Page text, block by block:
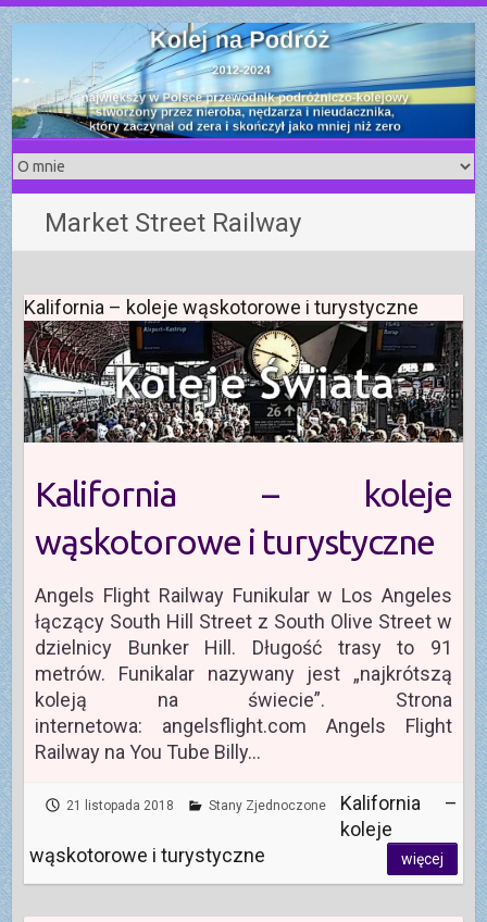
S
k
i
p
t
o
c
o
n
t
e
n
t
Market Street Railway
Kalifornia – koleje wąskotorowe i turystyczne
Kalifornia – koleje
wąskotorowe i turystyczne
Angels Flight Railway Funikular w Los Angeles
łączący South Hill Street z South Olive Street w
dzielnicy Bunker Hill. Długość trasy to 91
metrów. Funikalar nazywany jest „najkrótszą
koleją na świecie”. Strona
internetowa: angelsflight.com Angels Flight
Railway na You Tube Billy…
21 listopada 2018 Stany Zjednoczone
Kalifornia –
koleje
wąskotorowe i turystyczne
więcej